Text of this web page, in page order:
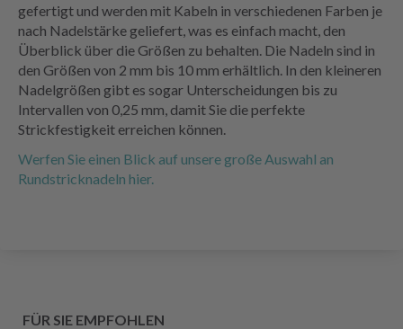
gefertigt und werden mit Kabeln in verschiedenen Farben je
nach Nadelstärke geliefert, was es einfach macht, den
Überblick über die Größen zu behalten. Die Nadeln sind in
den Größen von 2 mm bis 10 mm erhältlich. In den kleineren
Nadelgrößen gibt es sogar Unterscheidungen bis zu
Intervallen von 0,25 mm, damit Sie die perfekte
Strickfestigkeit erreichen können.
Werfen Sie einen Blick auf unsere große Auswahl an
Rundstricknadeln hier.
FÜR SIE EMPFOHLEN